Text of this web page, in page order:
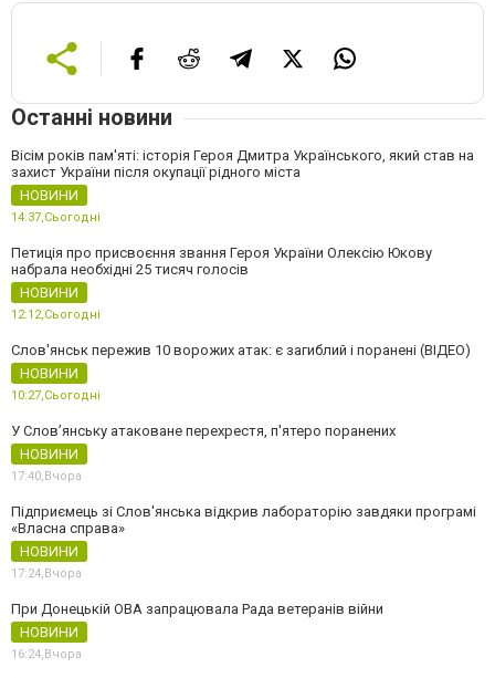
Останні новини
Вісім років пам'яті: історія Героя Дмитра Українського, який став на
захист України після окупації рідного міста
НОВИНИ
14:37,Сьогодні
Петиція про присвоєння звання Героя України Олексію Юкову
набрала необхідні 25 тисяч голосів
НОВИНИ
12:12,Сьогодні
Слов'янськ пережив 10 ворожих атак: є загиблий і поранені (ВІДЕО)
НОВИНИ
10:27,Сьогодні
У Слов’янську атаковане перехрестя, п'ятеро поранених
НОВИНИ
17:40,Вчора
Підприємець зі Слов'янська відкрив лабораторію завдяки програмі
«Власна справа»
НОВИНИ
17:24,Вчора
При Донецькій ОВА запрацювала Рада ветеранів війни
НОВИНИ
16:24,Вчора